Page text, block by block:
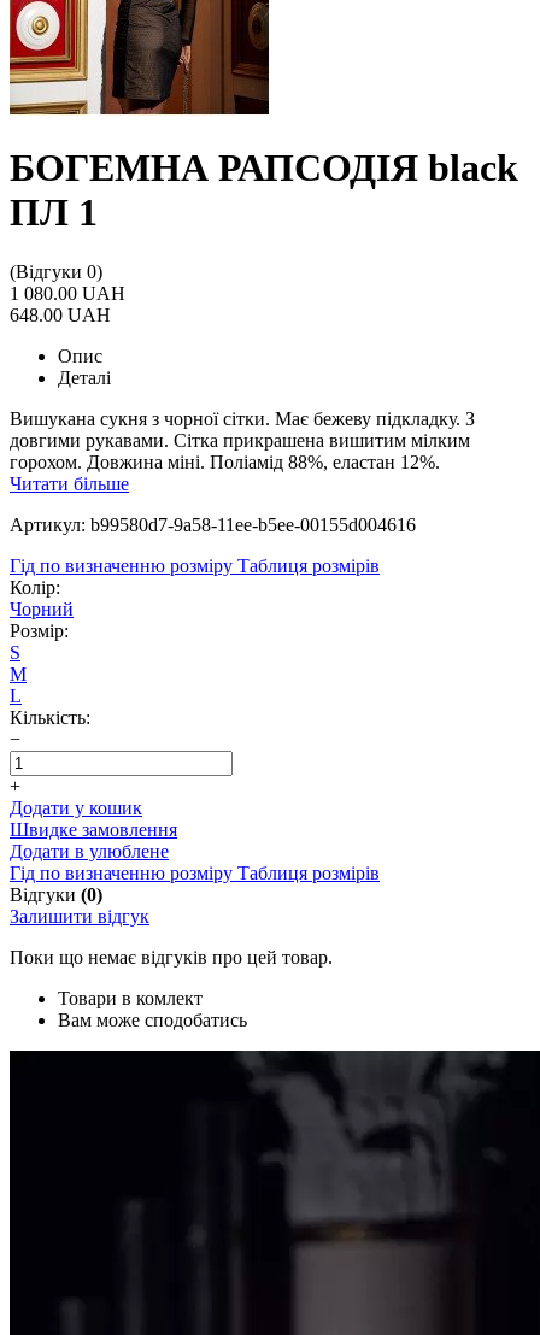
БОГЕМНА РАПСОДІЯ black
ПЛ 1
(Відгуки 0)
1 080.00 UAH
648.00 UAH
Опис
Деталі
Вишукана сукня з чорної сітки. Має бежеву підкладку. З
довгими рукавами. Сітка прикрашена вишитим мілким
горохом. Довжина міні. Поліамід 88%, еластан 12%.
Читати більше
Артикул: b99580d7-9a58-11ee-b5ee-00155d004616
Гід по визначенню розміру Таблиця розмірів
Колір:
Чорний
Розмір:
S
M
L
Кількість:
−
+
Додати у кошик
Швидке замовлення
Додати в улюблене
Гід по визначенню розміру Таблиця розмірів
Відгуки (0)
Залишити відгук
Поки що немає відгуків про цей товар.
Товари в комлект
Вам може сподобатись